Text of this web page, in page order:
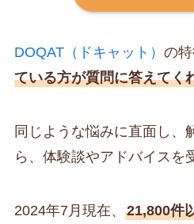
DOQAT（ドキャット） の特
ている方が質問に答えてく
同じような悩みに直面し、
ら、体験談やアドバイスを
2024年7月現在、 21,800件